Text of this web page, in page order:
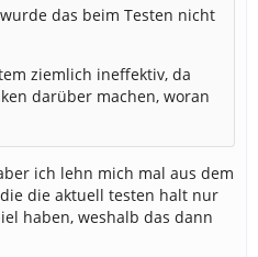
das beim Testen nicht
ziemlich ineffektiv, da
darüber machen, woran
ich lehn mich mal aus dem
die aktuell testen halt nur
haben, weshalb das dann